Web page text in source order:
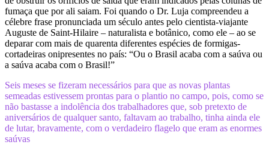
fumaça que por ali saiam. Foi quando o Dr. Luja compreendeu a
célebre frase pronunciada um século antes pelo cientista-viajante
Auguste de Saint-Hilaire – naturalista e botânico, como ele – ao se
deparar com mais de quarenta diferentes espécies de formigas-
cortadeiras onipresentes no país: “Ou o Brasil acaba com a saúva ou
a saúva acaba com o Brasil!”
Seis meses se fizeram necessários para que as novas plantas
semeadas estivessem prontas para o plantio no campo, pois, como se
não bastasse a indolência dos trabalhadores que, sob pretexto de
aniversários de qualquer santo, faltavam ao trabalho, tinha ainda ele
de lutar, bravamente, com o verdadeiro flagelo que eram as enormes
saúvas